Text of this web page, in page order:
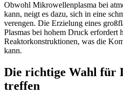
Obwohl Mikrowellenplasma bei
kann, neigt es dazu, sich in eine
verengen. Die Erzielung eines
Plasmas bei hohem Druck erfordert
Reaktorkonstruktionen, was die
kann.
Die richtige Wahl für
treffen